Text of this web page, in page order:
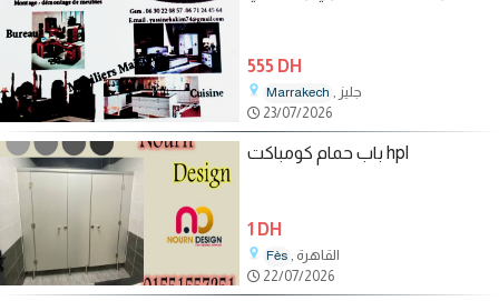
555 DH
Marrakech
, جليز
23/07/2026
باب حمام كومباكت hpl
1 DH
Fès
, القاهرة
22/07/2026